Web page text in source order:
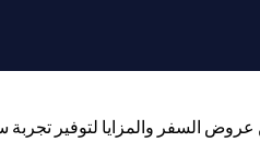
عروض السفر والمزايا لتوفير